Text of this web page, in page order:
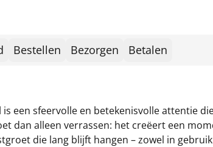
Bestellen Bezorgen Betalen
een sfeervolle en betekenisvolle attentie
dan alleen verrassen: het creëert een
die lang blijft hangen – zowel in